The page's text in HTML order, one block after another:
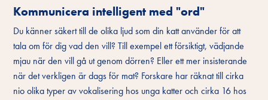
Kommunicera intelligent med "ord"
Du känner säkert till de olika ljud som din katt använder för att
tala om för dig vad den vill? Till exempel ett försiktigt, vädjande
mjau när den vill gå ut genom dörren? Eller ett mer insisterande
när det verkligen är dags för mat? Forskare har räknat till cirka
nio olika typer av vokalisering hos unga katter och cirka 16 hos